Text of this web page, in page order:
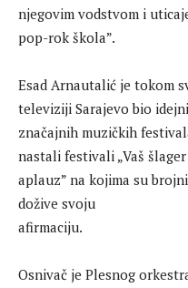
njegovim vodstvom i
pop-rok škola”.
Esad Arnautalić je tokom
televiziji Sarajevo bio
značajnih muzičkih
nastali festivali „Vaš
aplauz” na kojima su
dožive svoju
afirmaciju.
Osnivač je Plesnog